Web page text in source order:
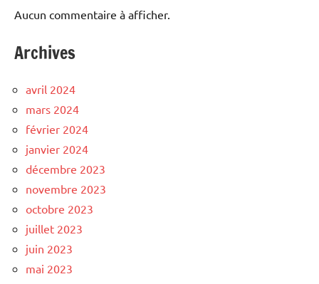
Aucun commentaire à afficher.
Archives
avril 2024
mars 2024
février 2024
janvier 2024
décembre 2023
novembre 2023
octobre 2023
juillet 2023
juin 2023
mai 2023